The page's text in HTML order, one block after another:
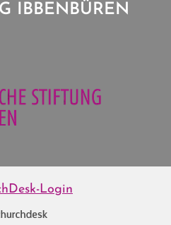
IBBENBÜREN
Login